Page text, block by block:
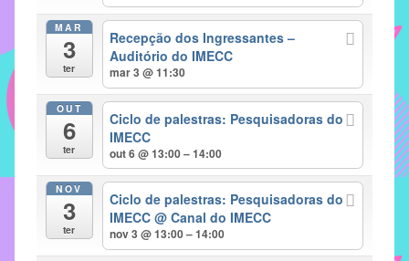
fortalecimento
sociais
profissionais
alunos,
professores
MAR
3
ter
Recepção dos Ingressantes –
Auditório do IMECC
mar 3 @ 11:30
OUT
6
ter
Ciclo de palestras: Pesquisadoras do
IMECC
out 6 @ 13:00 – 14:00
NOV
3
ter
Ciclo de palestras: Pesquisadoras do
IMECC@ Canal do IMECC
nov 3 @ 13:00 – 14:00